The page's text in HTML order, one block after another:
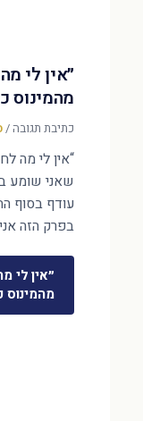
״אין לי
מהמינוס
כתיבת תגובה/
“אין לי מה
שאני שומע
עודף בסוף
בפרק הזה
״אין לי
מהמינוס